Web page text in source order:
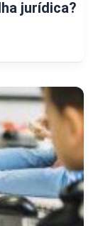
jurídica?